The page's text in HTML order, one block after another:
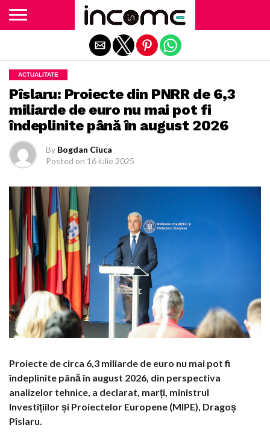
ACTUALITATE
Pîslaru: Proiecte din PNRR de 6,3
miliarde de euro nu mai pot fi
îndeplinite până în august 2026
By Bogdan Ciuca
Posted on 16 iulie 2025
Proiecte de circa 6,3 miliarde de euro nu mai pot fi
îndeplinite până în august 2026, din perspectiva
analizelor tehnice, a declarat, marți, ministrul
Investițiilor și Proiectelor Europene (MIPE), Dragoș
Pîslaru.
Exit mobile version